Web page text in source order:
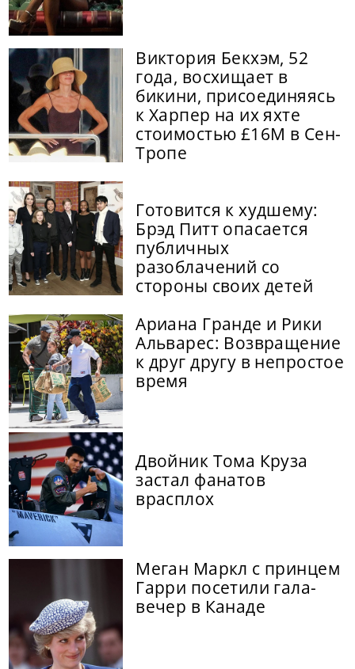
Виктория Бекхэм, 52
года, восхищает в
бикини, присоединяясь
к Харпер на их яхте
стоимостью £16M в Сен-
Тропе
Готовится к худшему:
Брэд Питт опасается
публичных
разоблачений со
стороны своих детей
Ариана Гранде и Рики
Альварес: Возвращение
к друг другу в непростое
время
Двойник Тома Круза
застал фанатов
врасплох
Меган Маркл с принцем
Гарри посетили гала-
вечер в Канаде